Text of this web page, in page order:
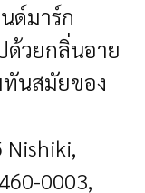
ด์มาร์ก
ด้วยกลิ่นอาย
นสมัยของ
Nishiki,
0003,